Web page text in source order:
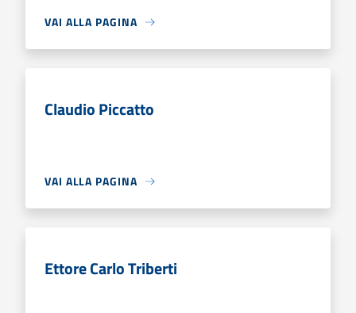
VAI ALLA PAGINA
Claudio Piccatto
VAI ALLA PAGINA
Ettore Carlo Triberti